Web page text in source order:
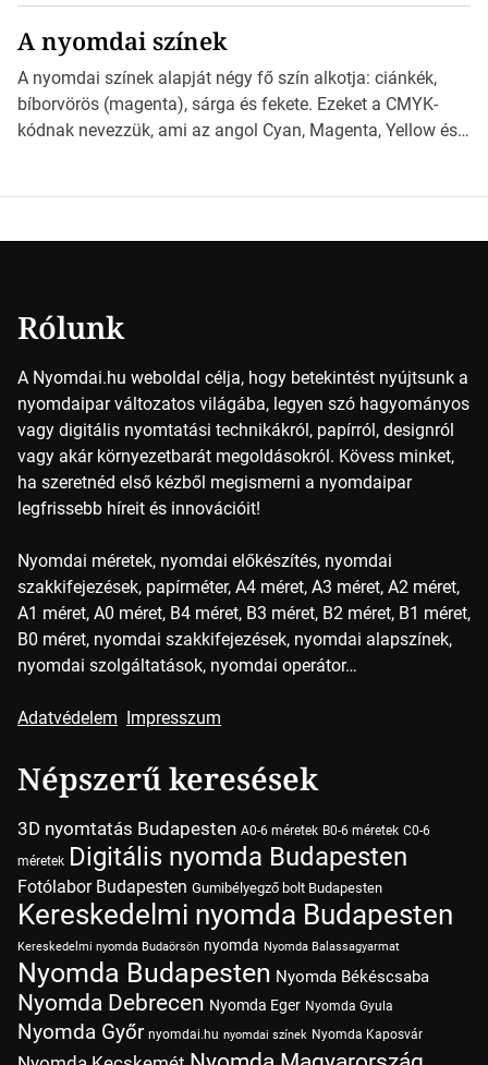
a cikkben a papírméretek izgalmas világába kalauzolunk el
téged, hogy jobban megértsd, milyen szempontok alapján
érdemes választanod a jövőben. Bevezetés a
papírméretek világába A papírméretek […]
A nyomdai színek
A nyomdai színek alapját négy fő szín alkotja: ciánkék,
bíborvörös (magenta), sárga és fekete. Ezeket a CMYK-
kódnak nevezzük, ami az angol Cyan, Magenta, Yellow és
Rólunk
A Nyomdai.hu weboldal célja, hogy betekintést nyújtsunk a
nyomdaipar változatos világába, legyen szó hagyományos
vagy digitális nyomtatási technikákról, papírról, designról
vagy akár környezetbarát megoldásokról. Kövess minket,
ha szeretnéd első kézből megismerni a nyomdaipar
legfrissebb híreit és innovációit!
Nyomdai méretek, nyomdai előkészítés, nyomdai
szakkifejezések, papírméter, A4 méret, A3 méret, A2 méret,
A1 méret, A0 méret, B4 méret, B3 méret, B2 méret, B1 méret,
B0 méret, nyomdai szakkifejezések, nyomdai alapszínek,
nyomdai szolgáltatások, nyomdai operátor…
Adatvédelem Impresszum
Népszerű keresések
3D nyomtatás Budapesten A0-6 méretek B0-6 méretek C0-6
méretek Digitális nyomda Budapesten
Fotólabor Budapesten Gumibélyegző bolt Budapesten
Kereskedelmi nyomda Budapesten
Kereskedelmi nyomda Budaörsön nyomda Nyomda Balassagyarmat
Nyomda Budapesten Nyomda Békéscsaba
Nyomda Debrecen Nyomda Eger Nyomda Gyula
Nyomda Győr nyomdai.hu nyomdai színek Nyomda Kaposvár